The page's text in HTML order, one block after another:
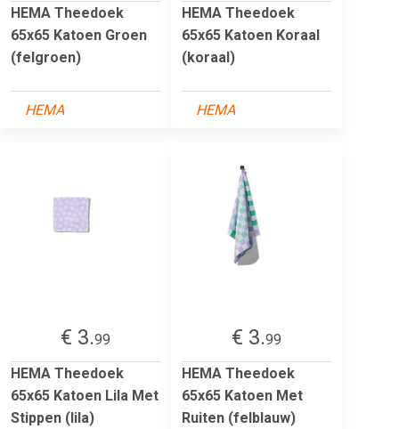
HEMA Theedoek
65x65 Katoen Groen
(felgroen)
HEMA
HEMA Theedoek
65x65 Katoen Koraal
(koraal)
HEMA
€ 3.99
HEMA Theedoek
65x65 Katoen Lila Met
Stippen (lila)
€ 3.99
HEMA Theedoek
65x65 Katoen Met
Ruiten (felblauw)